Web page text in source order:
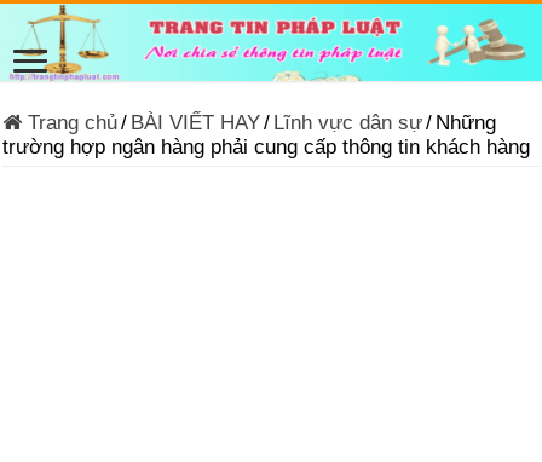
Trang chủ/ BÀI VIẾT HAY/ Lĩnh vực dân sự/ Những
trường hợp ngân hàng phải cung cấp thông tin khách hàng